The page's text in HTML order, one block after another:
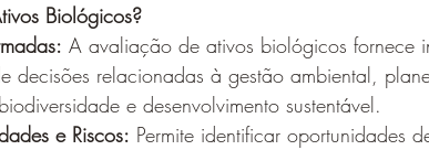
Biológicos?
A avaliação de ativos biológicos fornece
decisões relacionadas à gestão ambiental,
e desenvolvimento sustentável.
e Riscos: Permite identificar oportunidades